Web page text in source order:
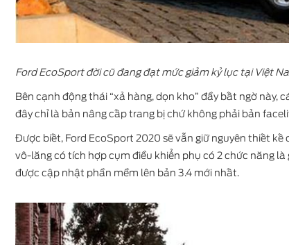
Ford EcoSport đời cũ đang đạt mức giảm kỷ lục tại Việt
Bên cạnh động thái “xả hàng, dọn kho” đầy bất ngờ
đây chỉ là bản nâng cấp trang bị chứ không phải bản
Được biết, Ford EcoSport 2020 sẽ vẫn giữ nguyên thiết
vô-lăng có tích hợp cụm điều khiển phụ có 2 chức năng
được cập nhật phần mềm lên bản 3.4 mới nhất.